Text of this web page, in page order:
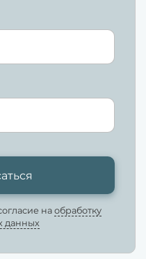
наобработку
данных